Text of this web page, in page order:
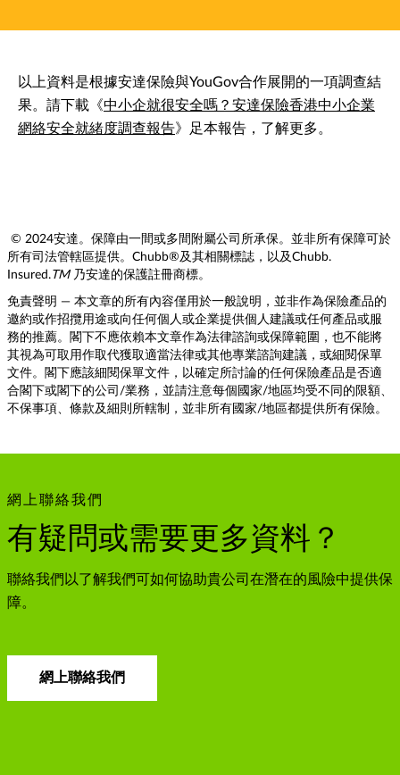
以上資料是根據安達保險與YouGov合作展開的一項調查結
果。請下載《中小企就很安全嗎？安達保險香港中小企業
網絡安全就緒度調查報告》足本報告，了解更多。
© 2024安達。保障由一間或多間附屬公司所承保。並非所有保障可於
所有司法管轄區提供。Chubb®及其相關標誌，以及Chubb.
Insured. TM 乃安達的保護註冊商標。
免責聲明 — 本文章的所有內容僅用於一般說明，並非作為保險產品的
邀約或作招攬用途或向任何個人或企業提供個人建議或任何產品或服
務的推薦。閣下不應依賴本文章作為法律諮詢或保障範圍，也不能將
其視為可取用作取代獲取適當法律或其他專業諮詢建議，或細閱保單
文件。閣下應該細閱保單文件，以確定所討論的任何保險產品是否適
合閣下或閣下的公司/業務，並請注意每個國家/地區均受不同的限額、
不保事項、條款及細則所轄制，並非所有國家/地區都提供所有保險。
網上聯絡我們
有疑問或需要更多資料？
聯絡我們以了解我們可如何協助貴公司在潛在的風險中提供保
障。
網上聯絡我們